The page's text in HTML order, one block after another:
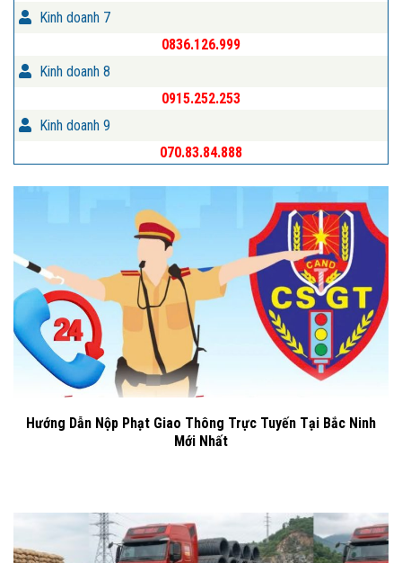
Kinh doanh 7
0836.126.999
Kinh doanh 8
0915.252.253
Kinh doanh 9
070.83.84.888
Hướng Dẫn Nộp Phạt Giao Thông Trực Tuyến Tại Bắc Ninh
Mới Nhất